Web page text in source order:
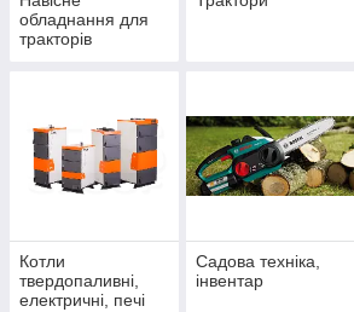
обладнання для
тракторів
Котли
твердопаливні,
електричні, печі
Садова техніка,
інвентар